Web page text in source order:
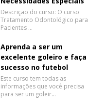
Descrição do curso: O curso
Tratamento Odontológico para
Pacientes …
Aprenda a ser um
excelente goleiro e faça
sucesso no futebol
Este curso tem todas as
informações que você precisa
para ser um goleir…